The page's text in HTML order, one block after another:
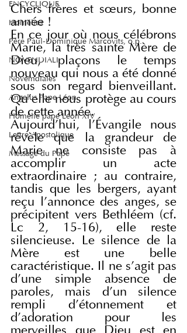
ENCYCLIQUE
Homélies
Père Paul-Dominique Marcovits, o.p.
NOVENDIALI
Novemdiales
Angelus Pape Léon
Homélie pape Léon XIV
Lettre Apostolique
Message du Pape
Chers frères et sœurs, bonne
année !
En ce jour où nous célébrons
Marie, la très sainte Mère de
Dieu, plaçons le temps
nouveau qui nous a été donné
sous son regard bienveillant.
Qu'elle nous protège au cours
de cette année.
Aujourd'hui, l'Évangile nous
révèle que la grandeur de
Marie ne consiste pas à
accomplir un acte
extraordinaire ; au contraire,
tandis que les bergers, ayant
reçu l'annonce des anges, se
précipitent vers Bethléem (cf.
Lc 2, 15-16), elle reste
silencieuse. Le silence de la
Mère est une belle
caractéristique. Il ne s'agit pas
d'une simple absence de
paroles, mais d'un silence
rempli d'étonnement et
d'adoration pour les